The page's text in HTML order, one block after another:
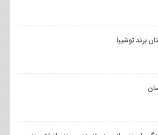
برند توشیبا